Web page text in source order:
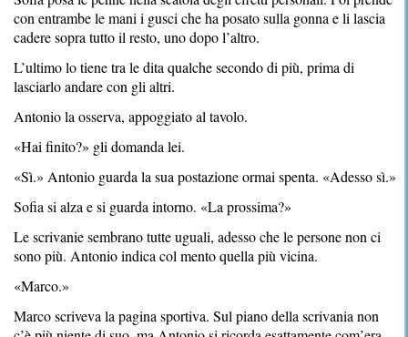
con entrambe le mani i gusci che ha posato sulla gonna e li lascia
cadere sopra tutto il resto, uno dopo l’altro.
L’ultimo lo tiene tra le dita qualche secondo di più, prima di
lasciarlo andare con gli altri.
Antonio la osserva, appoggiato al tavolo.
«Hai finito?» gli domanda lei.
«Sì.» Antonio guarda la sua postazione ormai spenta. «Adesso sì.»
Sofia si alza e si guarda intorno. «La prossima?»
Le scrivanie sembrano tutte uguali, adesso che le persone non ci
sono più. Antonio indica col mento quella più vicina.
«Marco.»
Marco scriveva la pagina sportiva. Sul piano della scrivania non